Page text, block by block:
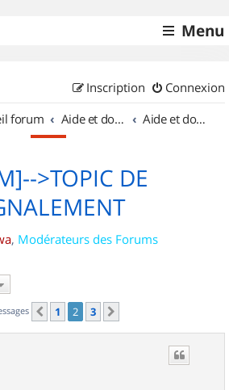
Menu
Connexion
Inscription
forum Aide et documentation Aide et documentation
>TOPIC DE
, Modérateurs des Forums
Précédent
1 2 3